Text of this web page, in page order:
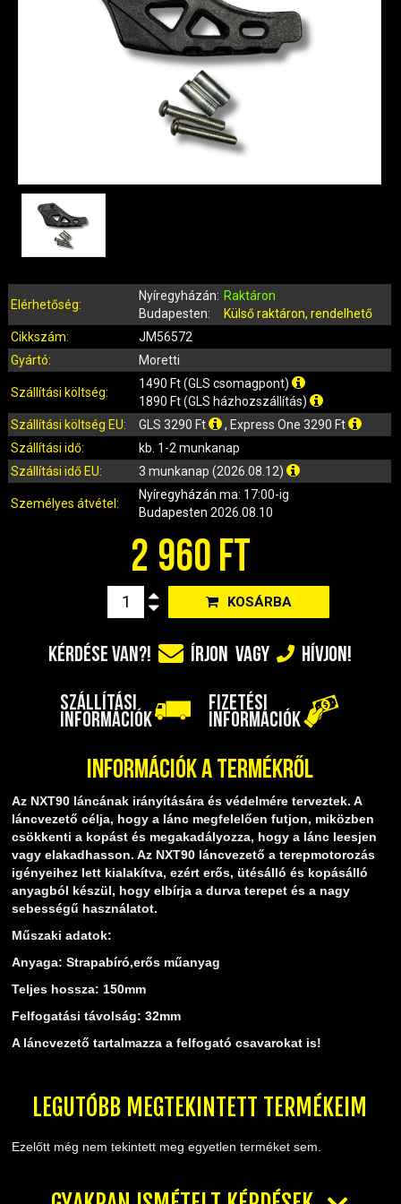
ROBBANÓMOTOROS KERÉKPÁR ALKATRÉSZEK
SIMSON ALKATRÉSZEK
AKKUMULÁTOR (ROBOGÓ, MOPED, QUAD)
BERÚGÓ ALKATRÉSZEK (ROBOGÓ, MOPED, QUAD)
DONGÓ MOTOR ALKATRÉSZEK
ELEKTROMOS ALKATRÉSZEK
ELEKTROMOS KERÉKPÁR ALKATRÉSZEK
FELNI (MOTOR, QUAD)
GUMIK, BELSŐK (ROBOGÓ, QUAD, MOPED)
GYERTYÁK, PIPÁK
IDOMOK, BURKOLATOK, ÜLÉSEK
IRÁNYJELZŐ
IZZÓ (ROBOGÓ, QUAD, MOTOR)
KARBURÁTOROK ÉS ALKATRÉSZEIK
KENŐANYAGOK, TISZTÍTÓK, ÁPOLÓK
KIEGÉSZÍTŐK
KIPUFOGÓK ÉS TARTOZÉKAIK
KXD QUAD ÉS DIRT BIKE ALKATRÉSZEK
LÁNCKEREKEK, LÁNCOK
MOTORBLOKK ÉS ALKATRÉSZEI
SZERSZÁMOK
RUHÁZAT, VÉDŐFELSZERELÉSEK
SZŰRŐK ÉS TARTOZÉKAIK
TELESZKÓP ÉS ALKATRÉSZEI
TÖMÍTÉSEK (ROBOGÓ, MOPED, QUAD)
TÜKRÖK (UNIVERZÁLIS)
VÁZ, FUTÓMŰ, SZILENT, SZTENDER
ZÁRAK, GYÚJTÁSKAPCSOLÓK
ÜZEMANYAG ELLÁTÓ RENDSZER
%KÉSZLET KISÖPRÉS%
Elérhetőség:
Nyíregyházán: Raktáron
Budapesten:
Külső raktáron, rendelhető
Cikkszám:
JM56572
Gyártó:
Moretti
Szállítási költség:
1490 Ft (GLS csomagpont)
1890 Ft (GLS házhozszállítás)
Szállítási költség EU:
GLS 3290 Ft
, Express One 3290 Ft
Szállítási idő:
kb. 1-2 munkanap
Szállítási idő EU:
3 munkanap (2026.08.12)
Személyes átvétel:
Nyíregyházán ma: 17:00-ig
Budapesten 2026.08.10
2 960 FT
KOSÁRBA
KÉRDÉSE VAN?! ÍRJON VAGY HÍVJON!
SZÁLLÍTÁSI
INFORMÁCIÓK
FIZETÉSI
INFORMÁCIÓK
Információk a termékről
Az NXT90 láncának irányítására és védelmére terveztek. A
láncvezető célja, hogy a lánc megfelelően futjon, miközben
csökkenti a kopást és megakadályozza, hogy a lánc leesjen
vagy elakadhasson. Az NXT90 láncvezető a terepmotorozás
igényeihez lett kialakítva, ezért erős, ütésálló és kopásálló
anyagból készül, hogy elbírja a durva terepet és a nagy
sebességű használatot.
Műszaki adatok:
Anyaga: Strapabíró,erős műanyag
Teljes hossza: 150mm
Felfogatási távolság: 32mm
A láncvezető tartalmazza a felfogató csavarokat is!
LEGUTÓBB MEGTEKINTETT TERMÉKEIM
Ezelőtt még nem tekintett meg egyetlen terméket sem.